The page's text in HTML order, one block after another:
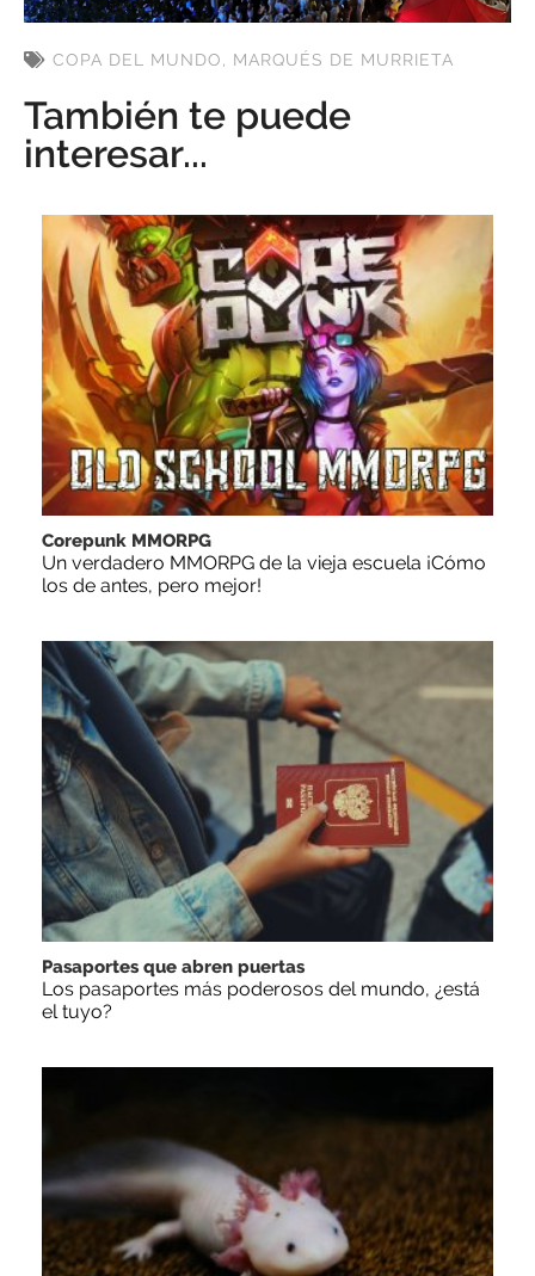
COPA DEL MUNDO, MARQUÉS DE MURRIETA
También te puede
interesar...
Corepunk MMORPG
Un verdadero MMORPG de la vieja escuela ¡Cómo
los de antes, pero mejor!
Pasaportes que abren puertas
Los pasaportes más poderosos del mundo, ¿está
el tuyo?